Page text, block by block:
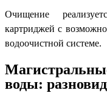
Очищение
картриджей с
водоочистной системе.
воды: